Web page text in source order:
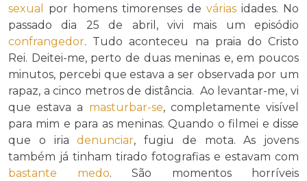
sexual
por homens timorenses de várias idades. No
passado dia 25 de abril, vivi mais um episódio
confrangedor. Tudo aconteceu na praia do Cristo
Rei. Deitei-me, perto de duas meninas e, em poucos
minutos, percebi que estava a ser observada por um
rapaz, a cinco metros de distância. Ao levantar-me, vi
que estava a masturbar-se, completamente visível
para mim e para as meninas. Quando o filmei e disse
que o iriadenunciar, fugiu de mota. As jovens
também já tinham tirado fotografias e estavam com
bastante
medo. São momentos horríveis